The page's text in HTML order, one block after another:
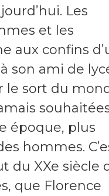
Les
et les
aux confins
son ami de
le sort du
époque, plus
hommes.
du XXe siècle
que Florence